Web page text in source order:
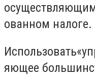
ованном налоге.
Использовать«
яющее